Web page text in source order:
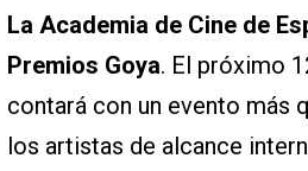
La Academia de Cine de
Premios Goya. El próximo
contará con un evento más
los artistas de alcance